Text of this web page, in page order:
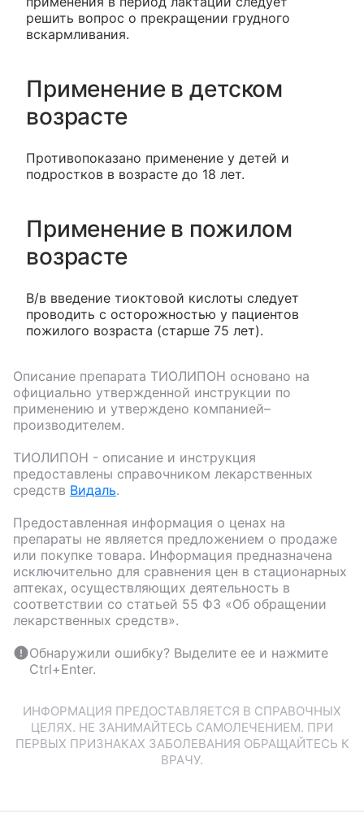
решить вопрос о прекращении грудного
вскармливания.
Применение в детском
возрасте
Противопоказано применение у детей и
подростков в возрасте до 18 лет.
Применение в пожилом
возрасте
В/в введение тиоктовой кислоты следует
проводить с осторожностью у пациентов
пожилого возраста (старше 75 лет).
Описание препарата ТИОЛИПОН основано на
официально утвержденной инструкции по
применению и утверждено компанией–
производителем.
ТИОЛИПОН - описание и инструкция
предоставлены справочником лекарственных
средств Видаль.
Предоставленная информация о ценах на
препараты не является предложением о продаже
или покупке товара. Информация предназначена
исключительно для сравнения цен в стационарных
аптеках, осуществляющих деятельность в
соответствии со статьей 55 ФЗ «Об обращении
лекарственных средств».
Обнаружили ошибку? Выделите ее и нажмите
Ctrl+Enter.
ИНФОРМАЦИЯ ПРЕДОСТАВЛЯЕТСЯ В СПРАВОЧНЫХ
ЦЕЛЯХ. НЕ ЗАНИМАЙТЕСЬ САМОЛЕЧЕНИЕМ. ПРИ
ПЕРВЫХ ПРИЗНАКАХ ЗАБОЛЕВАНИЯ ОБРАЩАЙТЕСЬ К
ВРАЧУ.